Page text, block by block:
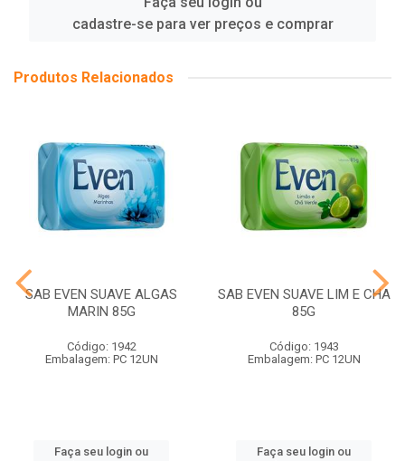
cadastre-se para ver preços e comprar
Produtos Relacionados
SAB EVEN SUAVE ALGAS
MARIN 85G
Código: 1942
Embalagem: PC 12UN
Faça seu login ou
SAB EVEN SUAVE LIM E CHA
85G
Código: 1943
Embalagem: PC 12UN
Faça seu login ou